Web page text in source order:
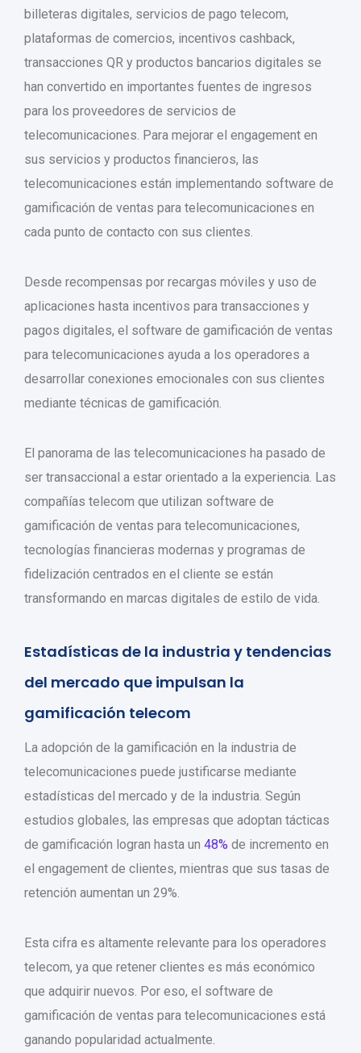
billeteras digitales, servicios de pago telecom,
plataformas de comercios, incentivos cashback,
transacciones QR y productos bancarios digitales se
han convertido en importantes fuentes de ingresos
para los proveedores de servicios de
telecomunicaciones. Para mejorar el engagement en
sus servicios y productos financieros, las
telecomunicaciones están implementando software de
gamificación de ventas para telecomunicaciones en
cada punto de contacto con sus clientes.
Desde recompensas por recargas móviles y uso de
aplicaciones hasta incentivos para transacciones y
pagos digitales, el software de gamificación de ventas
para telecomunicaciones ayuda a los operadores a
desarrollar conexiones emocionales con sus clientes
mediante técnicas de gamificación.
El panorama de las telecomunicaciones ha pasado de
ser transaccional a estar orientado a la experiencia. Las
compañías telecom que utilizan software de
gamificación de ventas para telecomunicaciones,
tecnologías financieras modernas y programas de
fidelización centrados en el cliente se están
transformando en marcas digitales de estilo de vida.
Estadísticas de la industria y tendencias
del mercado que impulsan la
gamificación telecom
La adopción de la gamificación en la industria de
telecomunicaciones puede justificarse mediante
estadísticas del mercado y de la industria. Según
estudios globales, las empresas que adoptan tácticas
de gamificación logran hasta un 48% de incremento en
el engagement de clientes, mientras que sus tasas de
retención aumentan un 29%.
Esta cifra es altamente relevante para los operadores
telecom, ya que retener clientes es más económico
que adquirir nuevos. Por eso, el software de
gamificación de ventas para telecomunicaciones está
ganando popularidad actualmente.